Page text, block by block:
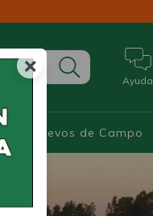
Ayuda
y Huevos de Campo
×